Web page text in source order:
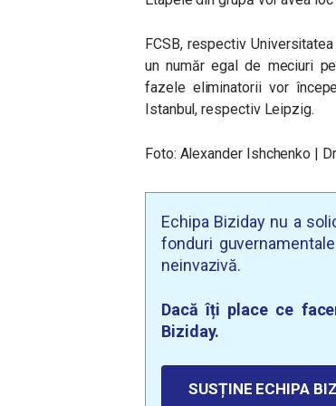
FCSB, respectiv
un număr egal de meciuri
fazele eliminatorii vor
Istanbul, respectiv Leipzig.
Foto: Alexander Ishchenko |
Echipa Biziday nu a
fonduri
neinvazivă.
Dacă îți place ce
Biziday.
SUSȚINE ECHIPA